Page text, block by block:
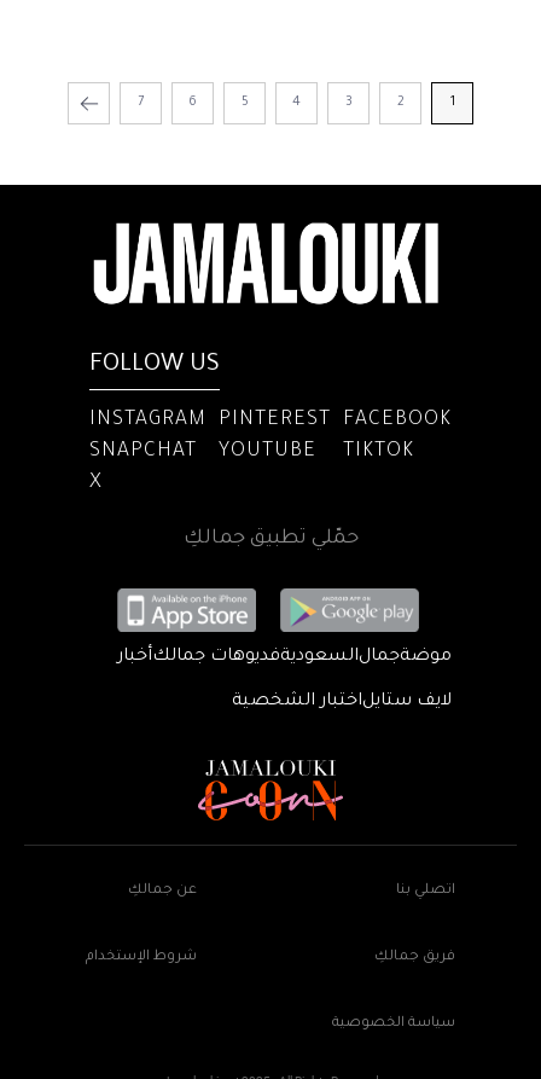
1
2
3
4
5
6
7
FOLLOW US
INSTAGRAM PINTEREST
FACEBOOK
SNAPCHAT
YOUTUBE
TIKTOK
X
حمّلي تطبيق جمالكِ
موضةجمالالسعوديةفديوهات جمالكأخبار
لايف ستايلاختبار الشخصية
اتصلي بنا عن جمالكِ
فريق جمالكِ شروط الإستخدام
سياسة الخصوصية